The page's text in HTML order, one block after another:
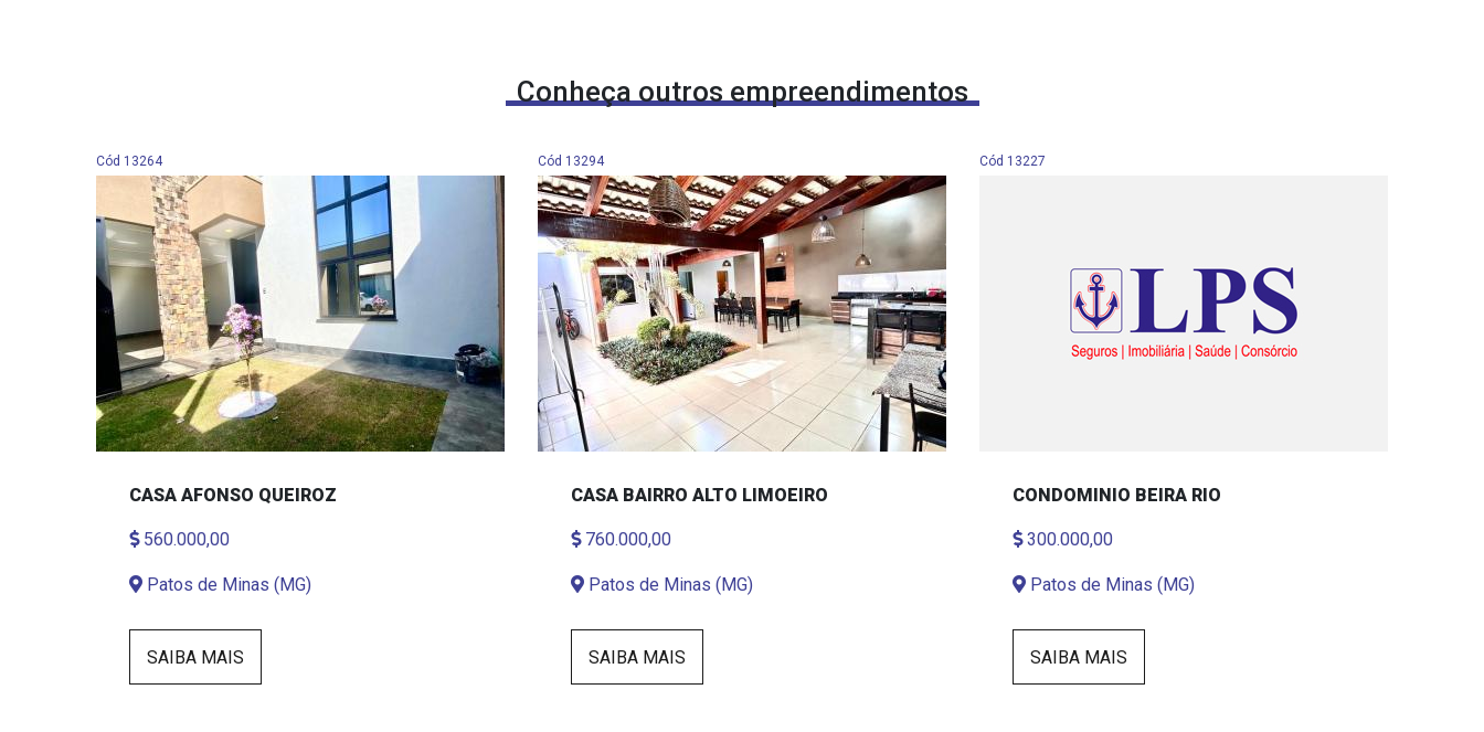
Conheça outros empreendimentos
Cód 13264
CASA AFONSO QUEIROZ
560.000,00
Patos de Minas (MG)
SAIBA MAIS
Cód 13294
CASA BAIRRO ALTO LIMOEIRO
760.000,00
Patos de Minas (MG)
SAIBA MAIS
Cód 13227
CONDOMINIO BEIRA RIO
300.000,00
Patos de Minas (MG)
SAIBA MAIS